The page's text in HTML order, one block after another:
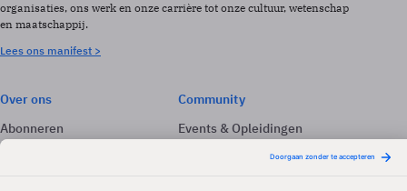
organisaties, ons werk en onze carrière tot onze cultuur, wetenschap
en maatschappij.
Lees ons manifest >
Over ons
Abonneren
Adverteren
Community
Events & Opleidingen